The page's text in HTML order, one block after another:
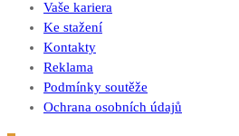
Vaše kariera
Ke stažení
Kontakty
Reklama
Podmínky soutěže
Ochrana osobních údajů